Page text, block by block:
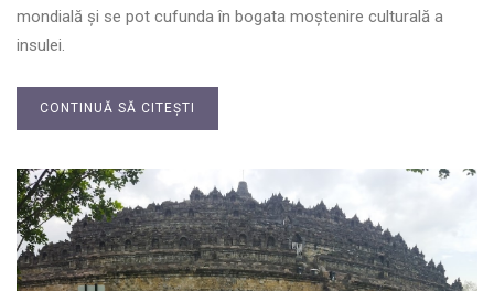
mondială și se pot cufunda în bogata moștenire culturală a
insulei.
CONTINUĂ SĂ CITEȘTI